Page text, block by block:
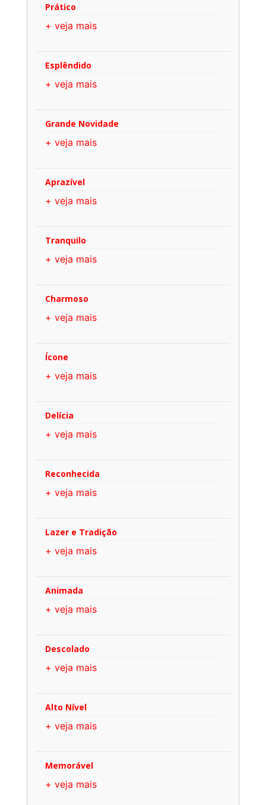
Prático
+ veja mais
Esplêndido
+ veja mais
Grande Novidade
+ veja mais
Aprazível
+ veja mais
Tranquilo
+ veja mais
Charmoso
+ veja mais
Ícone
+ veja mais
Delícia
+ veja mais
Reconhecida
+ veja mais
Lazer e Tradição
+ veja mais
Animada
+ veja mais
Descolado
+ veja mais
Alto Nível
+ veja mais
Memorável
+ veja mais